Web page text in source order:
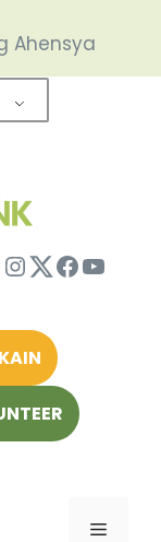
Ahensya
Instagram
Twitter
Menu